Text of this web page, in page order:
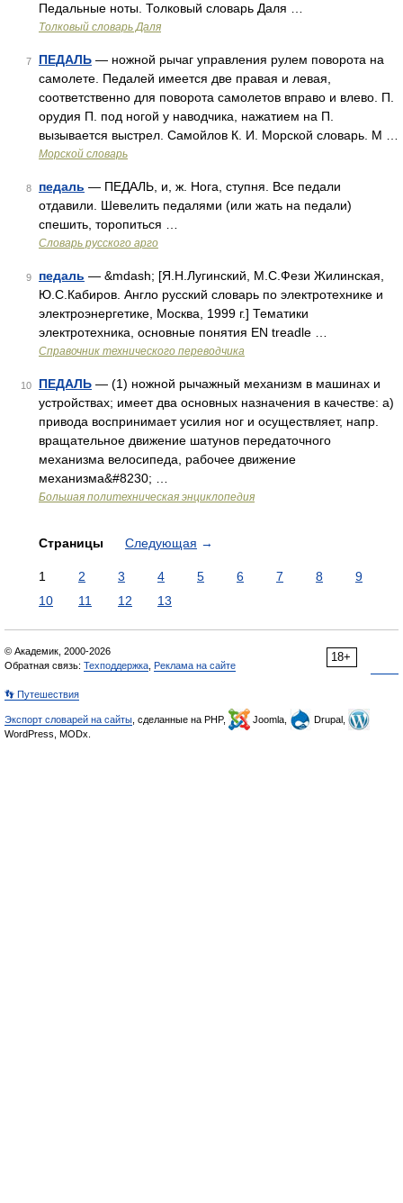
Педальные ноты. Толковый словарь Даля …
Толковый словарь Даля
7 ПЕДАЛЬ — ножной рычаг управления рулем поворота на
самолете. Педалей имеется две правая и левая,
соответственно для поворота самолетов вправо и влево. П.
орудия П. под ногой у наводчика, нажатием на П.
вызывается выстрел. Самойлов К. И. Морской словарь. М …
Морской словарь
8 педаль — ПЕДАЛЬ, и, ж. Нога, ступня. Все педали
отдавили. Шевелить педалями (или жать на педали)
спешить, торопиться …
Словарь русского арго
9 педаль — &mdash; [Я.Н.Лугинский, М.С.Фези Жилинская,
Ю.С.Кабиров. Англо русский словарь по электротехнике и
электроэнергетике, Москва, 1999 г.] Тематики
электротехника, основные понятия EN treadle …
Справочник технического переводчика
10 ПЕДАЛЬ — (1) ножной рычажный механизм в машинах и
устройствах; имеет два основных назначения в качестве: а)
привода воспринимает усилия ног и осуществляет, напр.
вращательное движение шатунов передаточного
механизма велосипеда, рабочее движение
механизма&#8230; …
Большая политехническая энциклопедия
Страницы Следующая →
1 2 3 4 5 6 7 8
9
10
11 12 13
18+
© Академик, 2000-2026
Обратная связь: Техподдержка Реклама на сайте
👣 Путешествия
Экспорт словарей на сайты , сделанные на PHP, Joomla,
Drupal,
WordPress, MODx.